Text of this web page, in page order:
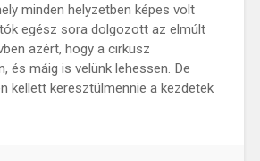
minden helyzetben képes volt
egész sora dolgozott az elmúlt
azért, hogy a cirkusz
és máig is velünk lehessen. De
kellett keresztülmennie a kezdetek